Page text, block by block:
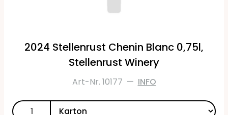
2024 Stellenrust Chenin Blanc 0,75l,
Stellenrust Winery
Art-Nr. 10177 — INFO